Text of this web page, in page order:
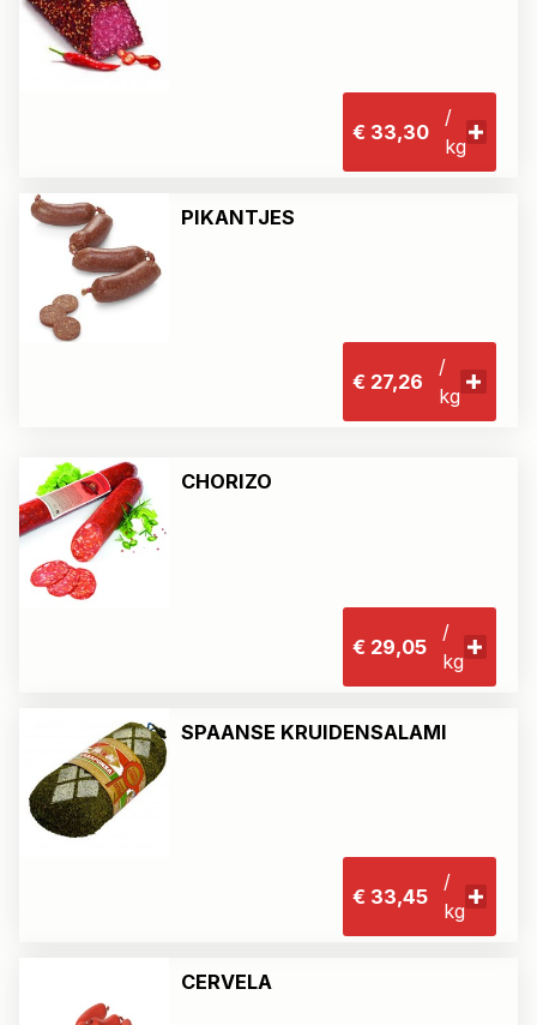
€ 33,30
/
kg
PIKANTJES
€ 27,26
/
kg
CHORIZO
€ 29,05
/
kg
SPAANSE KRUIDENSALAMI
€ 33,45
/
kg
CERVELA